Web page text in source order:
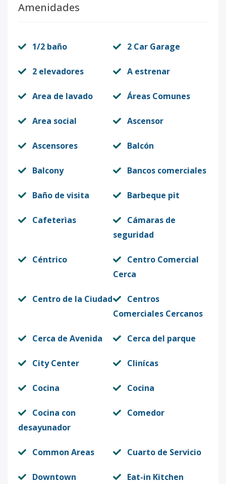
Amenidades
1/2 baño 2 Car Garage
2 elevadores A estrenar
Area de lavado Áreas Comunes
Area social Ascensor
Ascensores Balcón
Balcony Bancos comerciales
Baño de visita Barbeque pit
Cafeterìas
Cámaras de
seguridad
Céntrico
Centro Comercial
Cerca
Centro de la Ciudad
Centros
Comerciales Cercanos
Cerca de Avenida Cerca del parque
City Center Clinícas
Cocina Cocina
Cocina con
desayunador
Comedor
Common Areas Cuarto de Servicio
Downtown Eat-in Kitchen